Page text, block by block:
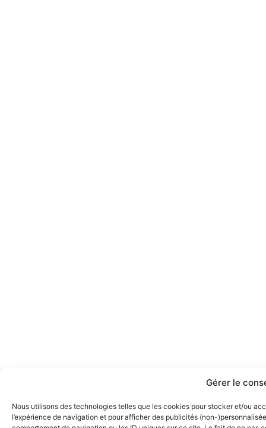
Gérer le
Nous utilisons des technologies telles que les cookies pour stocker et/ou
l’expérience de navigation et pour afficher des publicités (non-